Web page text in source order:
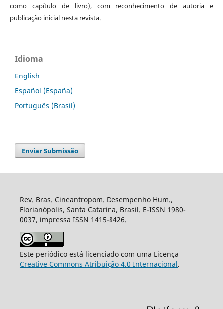
como capítulo de livro), com reconhecimento de autoria e
publicação inicial nesta revista.
Idioma
English
Español (España)
Português (Brasil)
Enviar Submissão
Rev. Bras. Cineantropom. Desempenho Hum.,
Florianópolis, Santa Catarina, Brasil. E-ISSN 1980-
0037, impressa ISSN 1415-8426.
Este periódico está licenciado com uma Licença
Creative Commons Atribuição 4.0 Internacional.